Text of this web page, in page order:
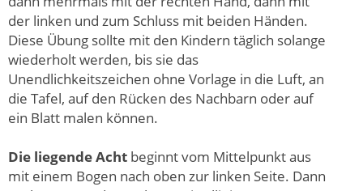
der linken und zum Schluss mit beiden Händen.
Diese Übung sollte mit den Kindern täglich solange
wiederholt werden, bis sie das
Unendlichkeitszeichen ohne Vorlage in die Luft, an
die Tafel, auf den Rücken des Nachbarn oder auf
ein Blatt malen können.
Die liegende Acht beginnt vom Mittelpunkt aus
mit einem Bogen nach oben zur linken Seite. Dann